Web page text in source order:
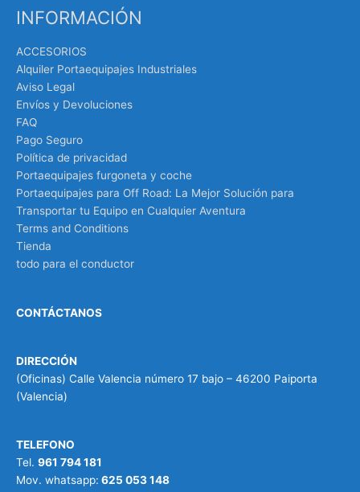
INFORMACIÓN
ACCESORIOS
Alquiler Portaequipajes Industriales
Aviso Legal
Envíos y Devoluciones
FAQ
Pago Seguro
Política de privacidad
Portaequipajes furgoneta y coche
Portaequipajes para Off Road: La Mejor Solución para
Transportar tu Equipo en Cualquier Aventura
Terms and Conditions
Tienda
todo para el conductor
CONTÁCTANOS
DIRECCIÓN
(Oficinas) Calle Valencia número 17 bajo – 46200 Paiporta
(Valencia)
TELEFONO
Tel. 961 794 181
Mov. whatsapp: 625 053 148